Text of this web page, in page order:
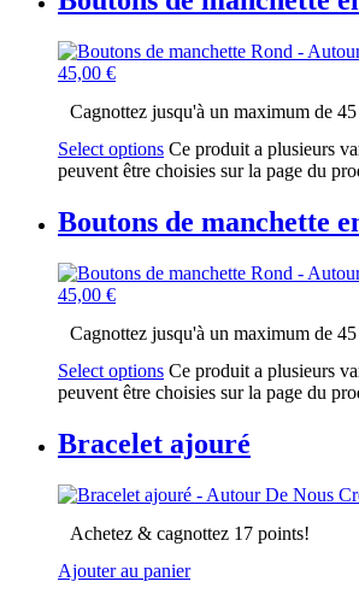
45,00 €
Cagnottez jusqu'à un maximum de
Select options Ce produit a plusieurs
peuvent être choisies sur la page du
Boutons de manchette
45,00 €
Cagnottez jusqu'à un maximum de
Select options Ce produit a plusieurs
peuvent être choisies sur la page du
Bracelet ajouré
Achetez & cagnottez 17 points!
Ajouter au panier